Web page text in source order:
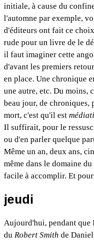
initiale, à cause du
l'automne par exemple,
d'éditeurs ont fait ce
rude pour un livre de le
il faut imaginer cette
d'avant les premiers
en place. Une chronique
une autre, etc. Du moins,
beau jour, de chroniques,
mort, c'est qu'il est
Il suffirait, pour le
ou d'en parler quelque
Même un an, deux ans,
même dans le domaine
facile à accomplir. Et
jeudi
Aujourd'hui, pendant que
du Robert Smith de